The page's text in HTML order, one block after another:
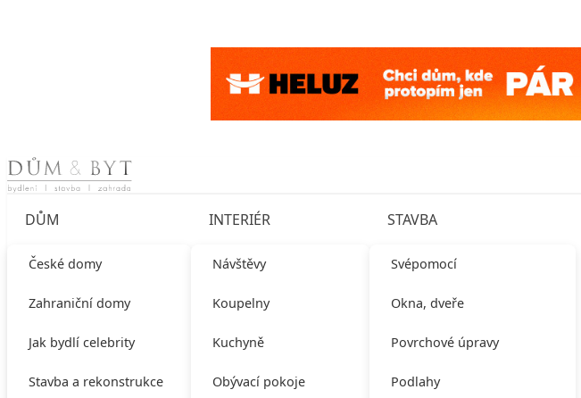
Skip to content
DŮM
České domy
Zahraniční domy
Jak bydlí celebrity
Stavba a rekonstrukce
INTERIÉR
Návštěvy
Koupelny
Kuchyně
Obývací pokoje
STAVBA
Svépomocí
Okna, dveře
Povrchové úpravy
Podlahy